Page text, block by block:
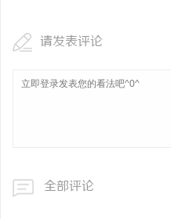
请发表评论
全部评论